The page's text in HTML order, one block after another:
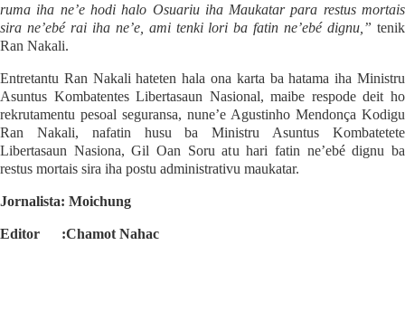
ruma iha ne’e hodi halo Osuariu iha Maukatar para restus mortais
sira ne’ebé rai iha ne’e, ami tenki lori ba fatin ne’ebé dignu,” tenik
Ran Nakali.
Entretantu Ran Nakali hateten hala ona karta ba hatama iha Ministru
Asuntus Kombatentes Libertasaun Nasional, maibe respode deit ho
rekrutamentu pesoal seguransa, nune’e Agustinho Mendonça Kodigu
Ran Nakali, nafatin husu ba Ministru Asuntus Kombatetete
Libertasaun Nasiona, Gil Oan Soru atu hari fatin ne’ebé dignu ba
restus mortais sira iha postu administrativu maukatar.
Jornalista: Moichung
Editor :Chamot Nahac